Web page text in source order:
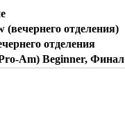
отделения)
отделения
Am) Beginner, Финал